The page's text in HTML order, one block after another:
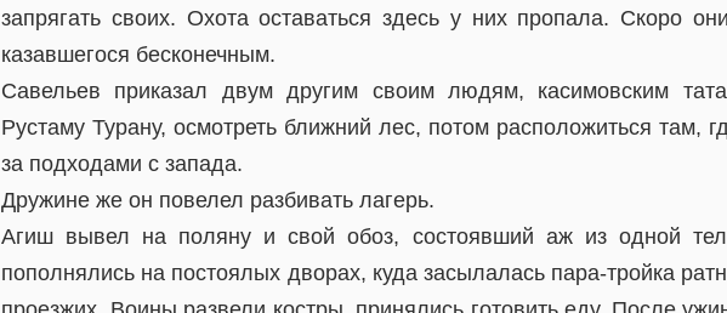
запрягать своих. Охота оставаться здесь у них пропала. Скоро
казавшегося бесконечным.
Савельев приказал двум другим своим людям, касимовским
Рустаму Турану, осмотреть ближний лес, потом расположиться там,
за подходами с запада.
Дружине же он повелел разбивать лагерь.
Агиш вывел на поляну и свой обоз, состоявший аж из одной
пополнялись на постоялых дворах, куда засылалась пара-тройка